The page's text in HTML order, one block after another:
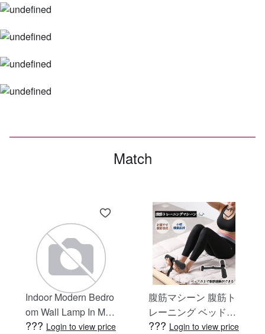
Match
Indoor Modern Bedro
om Wall Lamp In Matt
e Black, Iron Clear Gl
??? Login to view price
腹筋マシーン 腹筋ト
レーニング ベッド固
定 足固定 腹筋器具
??? Login to view price